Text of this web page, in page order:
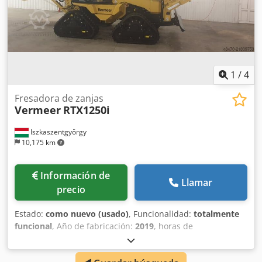
la superficie no es posible ni recomendable (por ejemplo,
bajo calles o aceras) ✔ deben instalarse cables, tuberías,
fibras ópticas o conducciones subterráneas ✔ la obra se
ubica en entornos urbanos o zonas densamente edificadas
1 /4
Iszkaszentgyörgy
10,175 km
Fresadora de zanjas
Vermeer RTX1250i
Información de
precio
Llamar
Estado: como nuevo (usado), Funcionalidad: totalmente
funcional, Año de fabricación: 2019, horas de
, Esta es una potente zanjadora
autopropulsada (Ride-on Trencher), una máquina de